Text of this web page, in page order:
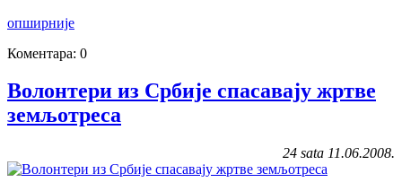
опширније
Коментара: 0
Волонтери из Србије спасавају жртве
земљотреса
24 sata 11.06.2008.